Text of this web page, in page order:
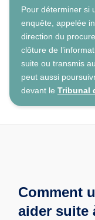
Pour déterminer si
enquête, appelée
direction du
clôture de
suite ou transmis
peut aussi
devant le Tribunal
Comment
aider suite